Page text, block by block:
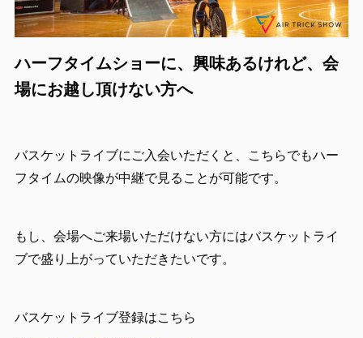
ハーフタイムショーに、興味あるけれど、会
場にお越し頂けない方へ
バスケットライブにご入会いただくと、こちらでもハー
フタイムの映像が中継で見ることが可能です。
もし、会場へご来場いただけない方にはバスケットライ
ブで盛り上がっていただきたいです。
バスケットライブ登録はこちら